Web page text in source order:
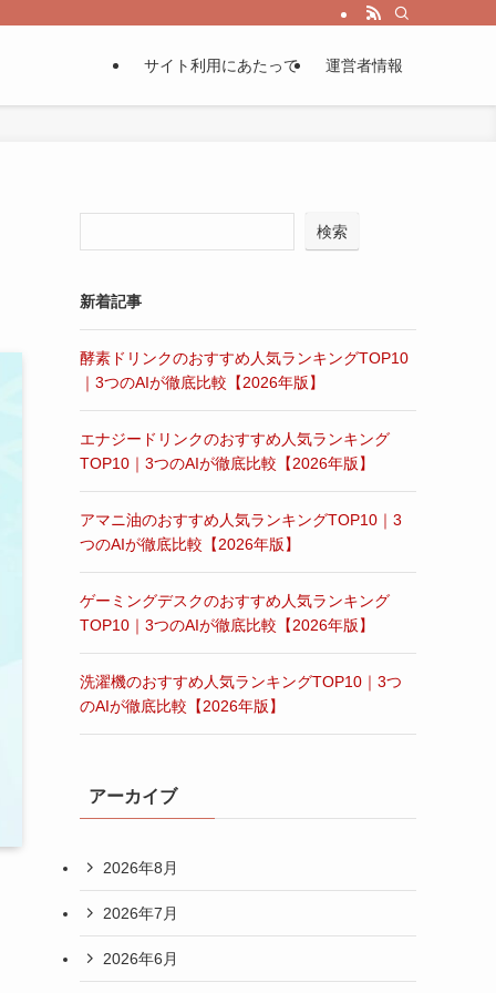
サイト利用にあたって 運営者情報
検索
新着記事
酵素ドリンクのおすすめ人気ランキングTOP10
｜3つのAIが徹底比較【2026年版】
エナジードリンクのおすすめ人気ランキング
TOP10｜3つのAIが徹底比較【2026年版】
アマニ油のおすすめ人気ランキングTOP10｜3
つのAIが徹底比較【2026年版】
ゲーミングデスクのおすすめ人気ランキング
TOP10｜3つのAIが徹底比較【2026年版】
洗濯機のおすすめ人気ランキングTOP10｜3つ
のAIが徹底比較【2026年版】
アーカイブ
2026年8月
2026年7月
2026年6月